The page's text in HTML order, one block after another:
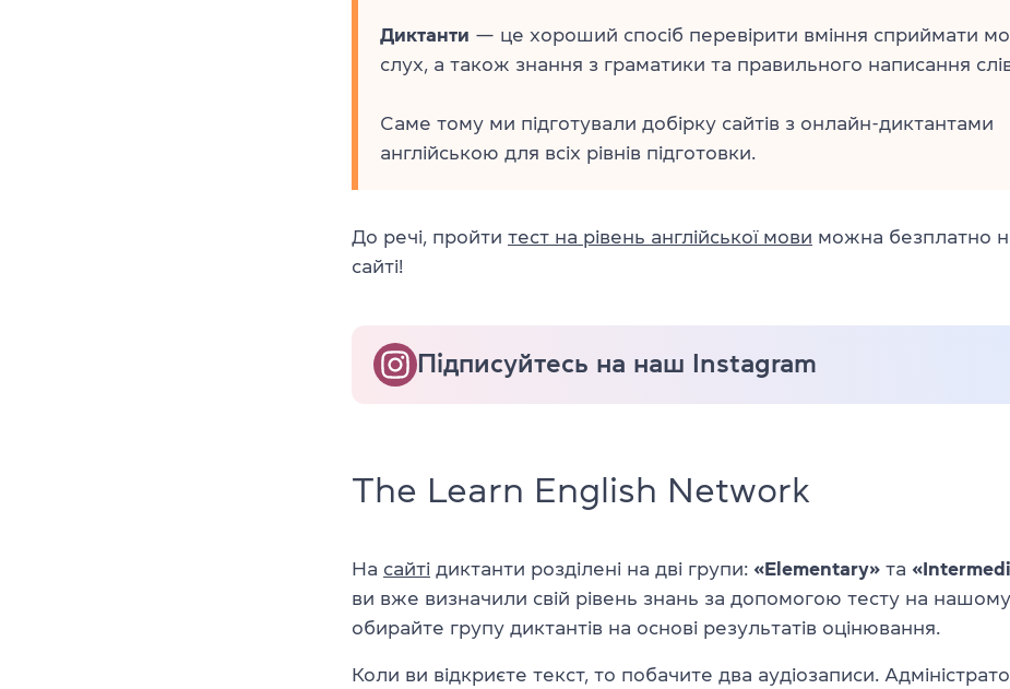
Диктанти — це хороший спосіб перевірити вміння сприймати
слух, а також знання з граматики та правильного написання
Саме тому ми підготували добірку сайтів з онлайн-диктантами
англійською для всіх рівнів підготовки.
До речі, пройти тест на рівень англійської мови можна безплатно
сайті!
Підписуйтесь на наш Instagram
The Learn English Network
На сайті диктанти розділені на дві групи: «Elementary» та
ви вже визначили свій рівень знань за допомогою тесту на
обирайте групу диктантів на основі результатів оцінювання.
Коли ви відкриєте текст, то побачите два аудіозаписи.